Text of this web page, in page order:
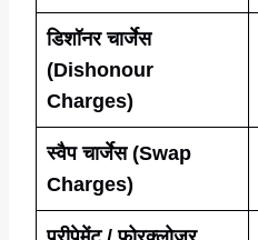
डिशॉनर चार्जेस
(Dishonour
Charges)
स्वैप चार्जेस (Swap
Charges)